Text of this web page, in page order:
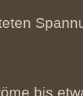
bis